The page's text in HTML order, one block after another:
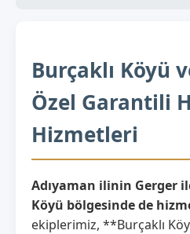
Burçaklı Köyü
Özel Garantili
Hizmetleri
Adıyaman ilinin Gerger
Köyü bölgesinde de
ekiplerimiz, **Burçaklı